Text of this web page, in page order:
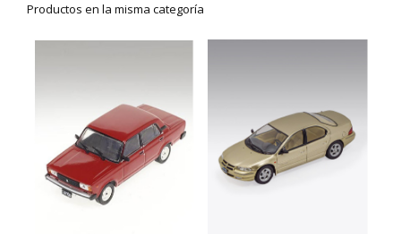
Productos en la misma categoría